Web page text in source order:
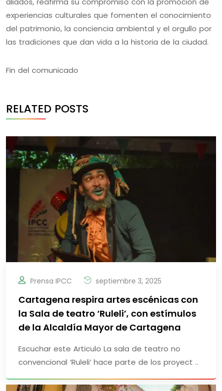
experiencias culturales que fomenten el conocimiento
del patrimonio, la conciencia ambiental y el orgullo por
las tradiciones que dan vida a la historia de la ciudad.
Fin del comunicado
RELATED POSTS
Prensa IPCC septiembre 3, 2025
Cartagena respira artes escénicas con
la Sala de teatro ‘Ruleli’, con estímulos
de la Alcaldía Mayor de Cartagena
Escuchar este Articulo La sala de teatro no
convencional ‘Ruleli’ hace parte de los proyect ..